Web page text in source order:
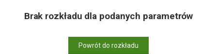
Brak rozkładu dla podanych parametrów
Powrót do rozkładu